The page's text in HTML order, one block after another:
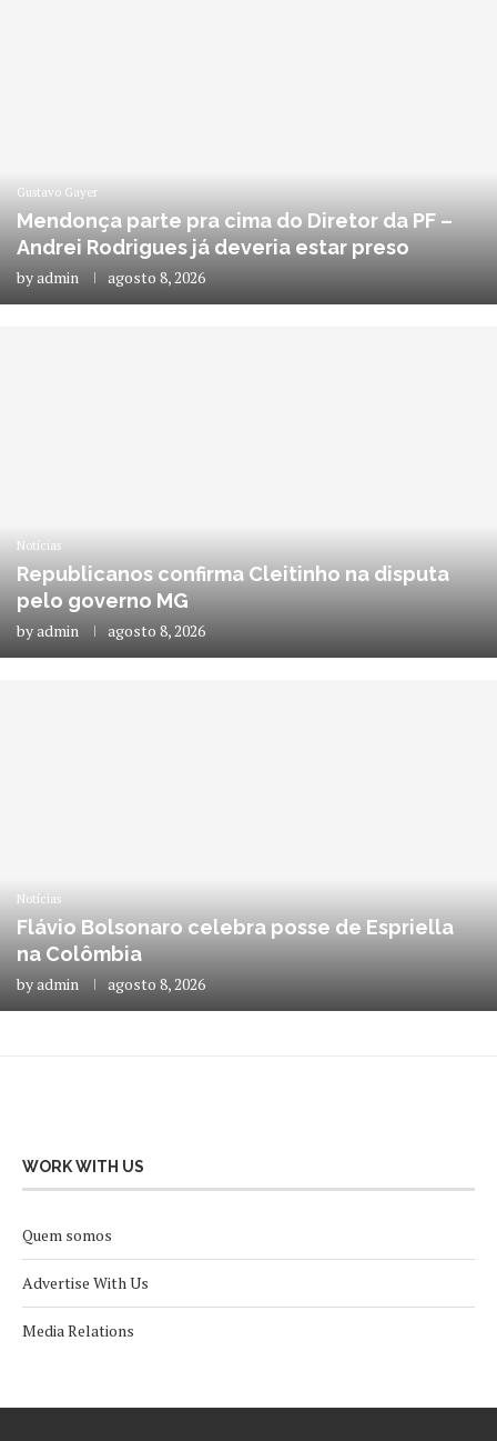
Gustavo Gayer
Mendonça parte pra cima do Diretor da PF –
Andrei Rodrigues já deveria estar preso
byadmin agosto 8, 2026
Notícias
Republicanos confirma Cleitinho na disputa
pelo governo MG
byadmin agosto 8, 2026
Notícias
Flávio Bolsonaro celebra posse de Espriella
na Colômbia
byadmin agosto 8, 2026
WORK WITH US
Quem somos
Advertise With Us
Media Relations